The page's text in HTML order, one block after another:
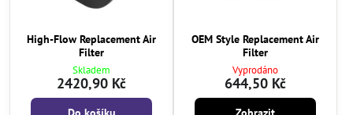
High-Flow Replacement Air
Filter
Skladem
2420,90 Kč
OEM Style Replacement Air
Filter
Vyprodáno
644,50 Kč